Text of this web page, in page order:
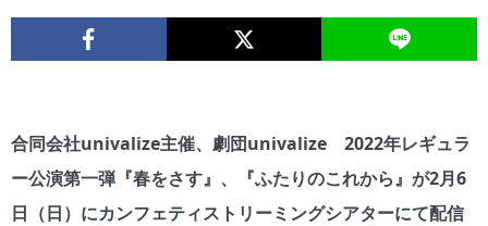
合同会社univalize主催、劇団univalize 2022年レギュラ
ー公演第一弾『春をさす』、『ふたりのこれから』が2月6
日（日）にカンフェティストリーミングシアターにて配信